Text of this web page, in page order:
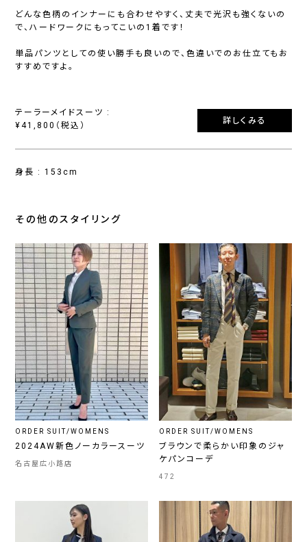
どんな色柄のインナーにも合わせやすく、丈夫で光沢も強くないの
で、ハードワークにもってこいの1着です！
単品パンツとしての使い勝手も良いので、色違いでのお仕立てもお
すすめですよ。
テーラーメイドスーツ :
¥41,800（税込）
詳しくみる
身長 : 153cm
その他のスタイリング
ORDER SUIT/WOMENS
2024AW新色ノーカラースーツ
名古屋広小路店
ORDER SUIT/WOMENS
ブラウンで柔らかい印象のジャ
ケパンコーデ
472